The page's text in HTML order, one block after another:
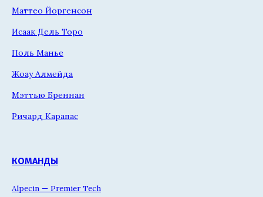
Маттео Йоргенсон
Исаак Дель Торо
Поль Манье
Жоау Алмейда
Мэттью Бреннан
Ричард Карапас
КОМАНДЫ
Alpecin — Premier Tech